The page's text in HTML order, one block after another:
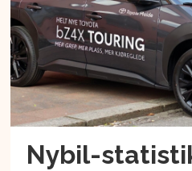
Nybil-